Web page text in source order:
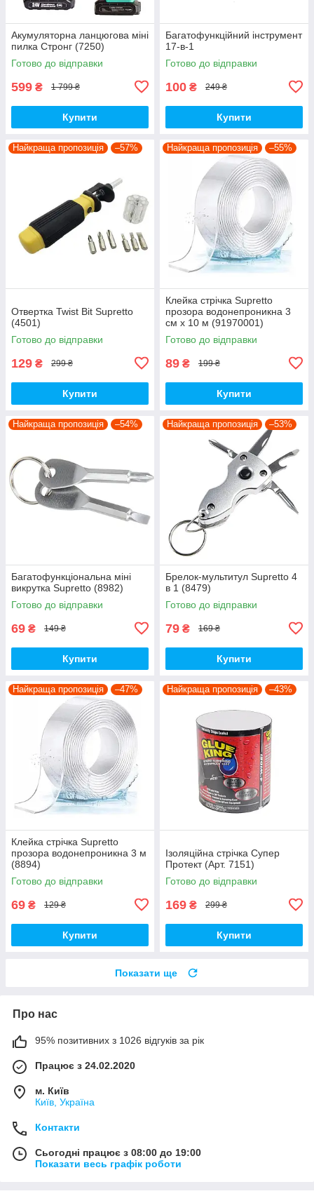
Акумуляторна ланцюгова міні
пилка Стронг (7250)
Готово до відправки
599 ₴ 1 799 ₴
Купити
Багатофункційний інструмент
17-в-1
Готово до відправки
100 ₴ 249 ₴
Купити
Найкраща пропозиція –57%
Отвертка Twist Bit Supretto
(4501)
Готово до відправки
129 ₴ 299 ₴
Купити
Найкраща пропозиція –55%
Клейка стрічка Supretto
прозора водонепроникна 3
см x 10 м (91970001)
Готово до відправки
89 ₴ 199 ₴
Купити
Найкраща пропозиція –54%
Багатофункціональна міні
викрутка Supretto (8982)
Готово до відправки
69 ₴ 149 ₴
Купити
Найкраща пропозиція –53%
Брелок-мультитул Supretto 4
в 1 (8479)
Готово до відправки
79 ₴ 169 ₴
Купити
Найкраща пропозиція –47%
Клейка стрічка Supretto
прозора водонепроникна 3 м
(8894)
Готово до відправки
69 ₴ 129 ₴
Купити
Найкраща пропозиція –43%
Ізоляційна стрічка Супер
Протект (Арт. 7151)
Готово до відправки
169 ₴ 299 ₴
Купити
Показати ще
Про нас
95% позитивних з 1026 відгуків за рік
Працює з 24.02.2020
м. Київ
Київ, Україна
Контакти
Сьогодні працює з 08:00 до 19:00
Показати весь графік роботи